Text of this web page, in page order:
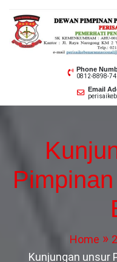
content
PERISAI
Phone
0812-8898-
Email
Home
Kunjungan unsur